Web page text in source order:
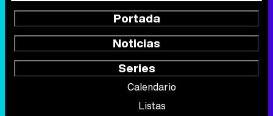
Portada
Noticias
Series
Calendario
Listas